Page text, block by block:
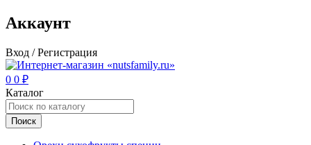
Аккаунт
Вход / Регистрация
0 0 ₽
Каталог
Поиск